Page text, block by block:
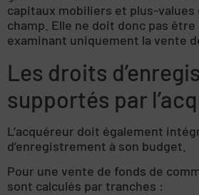
capitaux mobiliers et plus-values
champ. Elle ne doit donc pas
examinant uniquement la vente
Les droits
supportés par
L’acquéreur doit également
d’enregistrement à son budget.
Pour une vente de fonds de
sont calculés par tranches :